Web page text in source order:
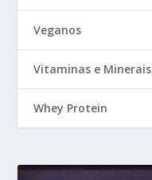
Veganos
Vitaminas e Minerais
Whey Protein